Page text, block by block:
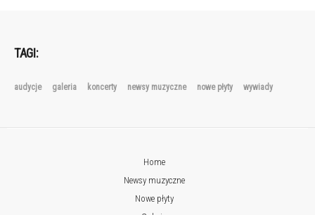
TAGI:
audycje galeria koncerty newsy muzyczne nowe płyty wywiady
Home
Newsy muzyczne
Nowe płyty